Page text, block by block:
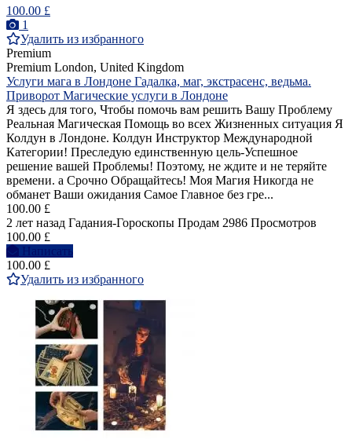
100.00 £
1
Удалить из избранного
Premium
Premium London, United Kingdom
Услуги мага в Лондоне Гадалка, маг, экстрасенс, ведьма.
Приворот Магические услуги в Лондоне
Я здесь для того, Чтобы помочь вам решить Вашу Проблему
Реальная Магическая Помощь во всех Жизненных ситуация Я
Колдун в Лондоне. Колдун Инструктор Международной
Категории! Преследую единственную цель-Успешное
решение вашей Проблемы! Поэтому, не ждите и не теряйте
времени. а Срочно Обращайтесь! Моя Магия Никогда не
обманет Ваши ожидания Самое Главное без гре...
100.00 £
2 лет назад Гадания-Гороскопы Продам 2986 Просмотров
100.00 £
Написать
100.00 £
Удалить из избранного